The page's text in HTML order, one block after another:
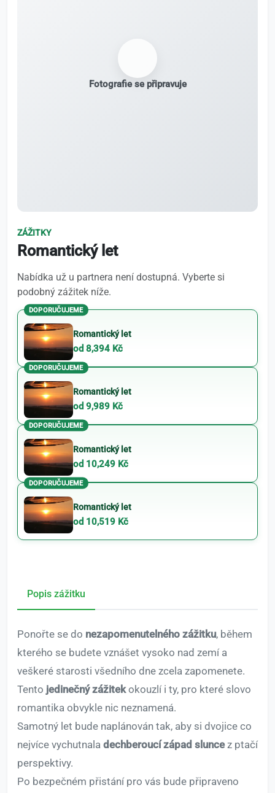
Fotografie se připravuje
ZÁŽITKY
Romantický let
Nabídka už u partnera není dostupná. Vyberte si
podobný zážitek níže.
DOPORUČUJEME
Romantický let
od 8,394 Kč
DOPORUČUJEME
Romantický let
od 9,989 Kč
DOPORUČUJEME
Romantický let
od 10,249 Kč
DOPORUČUJEME
Romantický let
od 10,519 Kč
Popis zážitku
Ponořte se do nezapomenutelného zážitku, během
kterého se budete vznášet vysoko nad zemí a
veškeré starosti všedního dne zcela zapomenete.
Tento jedinečný zážitekokouzlí i ty, pro které slovo
romantika obvykle nic neznamená.
Samotný let bude naplánován tak, aby si dvojice co
nejvíce vychutnala dechberoucí západ sluncez ptačí
perspektivy.
Po bezpečném přistání pro vás bude připraveno